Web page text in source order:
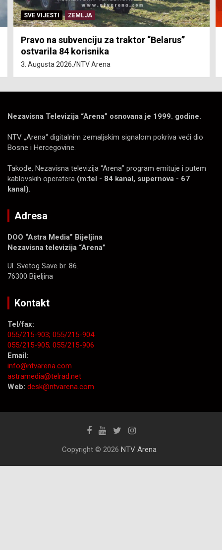
SVE VIJESTI ZEMLJA
Pravo na subvenciju za traktor “Belarus”
ostvarila 84 korisnika
3. Augusta 2026. NTV Arena
Nezavisna Televizija “Arena” osnovana je 1999. godine.
NTV „Arena“ digitalnim zemaljskim signalom pokriva veći dio
Bosne i Hercegovine.
Takođe, Nezavisna televizija “Arena” program emituje i putem
kablovskih operatera (m:tel - 84 kanal, supernova - 67
kanal).
Adresa
DOO “Astra Media” Bijeljina
Nezavisna televizija “Arena”
Ul. Svetog Save br. 86.
76300 Bijeljina
Kontakt
Tel/fax:
055/215-903; 055/215-904
055/215-905; 055/215-906
Email:
info@ntvarena.com
astramedia@telrad.net
Web: desk@ntvarena.com
Copyright © 2026 NTV Arena